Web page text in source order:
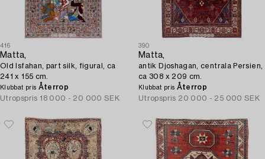
416
Matta,
Old Isfahan, part silk, figural, ca
241 x 155 cm.
Klubbat pris Återrop
Utropspris 18 000 - 20 000 SEK
390
Matta,
antik Djoshagan, centrala Persien,
ca 308 x 209 cm.
Klubbat pris Återrop
Utropspris 20 000 - 25 000 SEK